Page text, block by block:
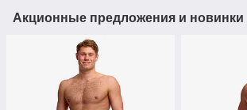
Акционные предложения и новинки